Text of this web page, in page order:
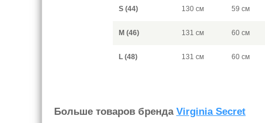
S (44) 130 см 59 см
M (46) 131 см 60 см
L (48) 131 см 60 см
Больше товаров бренда Virginia Secret